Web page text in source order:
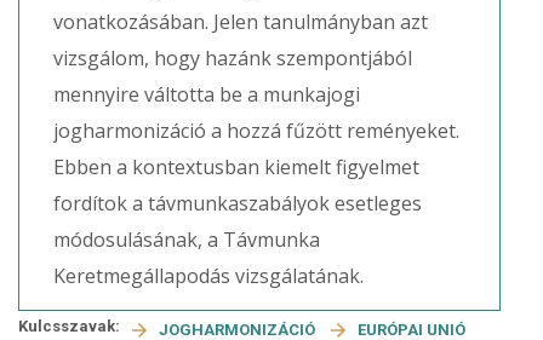
vonatkozásában. Jelen tanulmányban azt
vizsgálom, hogy hazánk szempontjából
mennyire váltotta be a munkajogi
jogharmonizáció a hozzá fűzött reményeket.
Ebben a kontextusban kiemelt figyelmet
fordítok a távmunkaszabályok esetleges
módosulásának, a Távmunka
Keretmegállapodás vizsgálatának.
Kulcsszavak: JOGHARMONIZÁCIÓ
EURÓPAI UNIÓ